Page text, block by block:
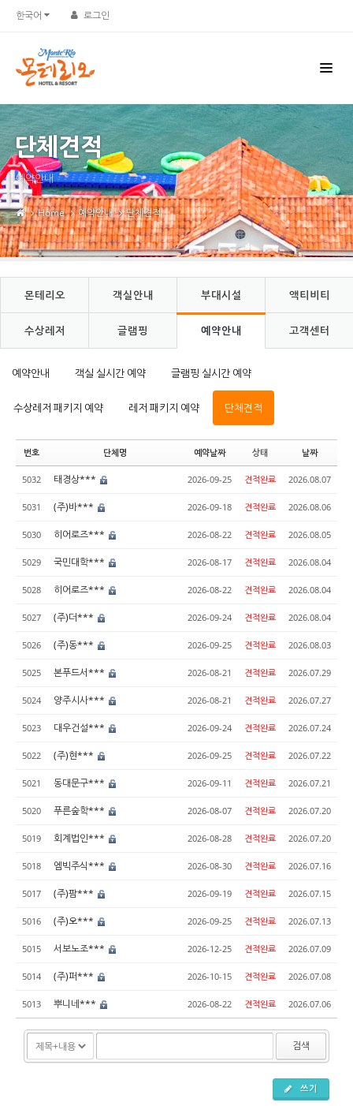
한국어 로그인
단체견적
예약안내
Home 예약안내 단체견적
몬테리오 객실안내 부대시설 액티비티
수상레저 글램핑 예약안내 고객센터
예약안내 객실 실시간 예약 글램핑 실시간 예약
수상레저 패키지 예약 레저 패키지 예약 단체견적
번호 단체명 예약날짜 상태 날짜
5032 태경상*** 2026-09-25 견적완료 2026.08.07
5031 (주)바*** 2026-09-18 견적완료 2026.08.06
5030 히어로즈*** 2026-08-22 견적완료 2026.08.05
5029 국민대학*** 2026-08-17 견적완료 2026.08.04
5028 히어로즈*** 2026-08-22 견적완료 2026.08.04
5027 (주)더*** 2026-09-24 견적완료 2026.08.04
5026 (주)동*** 2026-09-25 견적완료 2026.08.03
5025 본푸드서*** 2026-08-21 견적완료 2026.07.29
5024 양주시사*** 2026-08-21 견적완료 2026.07.27
5023 대우건설*** 2026-09-24 견적완료 2026.07.24
5022 (주)현*** 2026-09-25 견적완료 2026.07.22
5021 동대문구*** 2026-09-11 견적완료 2026.07.21
5020 푸른숲학*** 2026-08-07 견적완료 2026.07.20
5019 회계법인*** 2026-08-28 견적완료 2026.07.20
5018 엠빅주식*** 2026-08-30 견적완료 2026.07.16
5017 (주)팜*** 2026-09-19 견적완료 2026.07.15
5016 (주)오*** 2026-09-25 견적완료 2026.07.13
5015 서보노조*** 2026-12-25 견적완료 2026.07.09
5014 (주)퍼*** 2026-10-15 견적완료 2026.07.08
5013 뿌니네*** 2026-08-22 견적완료 2026.07.06
검색
쓰기
Sketchbook5, 스케치북5